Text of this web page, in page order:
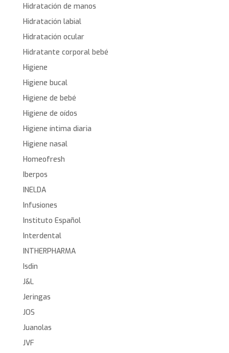
Hidratación de manos
Hidratación labial
Hidratación ocular
Hidratante corporal bebé
Higiene
Higiene bucal
Higiene de bebé
Higiene de oídos
Higiene íntima diaria
Higiene nasal
Homeofresh
Iberpos
INELDA
Infusiones
Instituto Español
Interdental
INTHERPHARMA
Isdin
J&L
Jeringas
JOS
Juanolas
JVF